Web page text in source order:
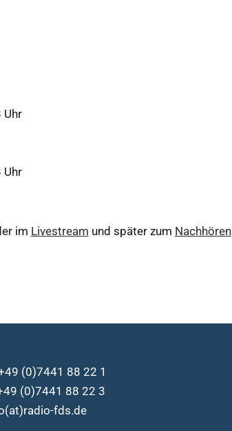
Uhr
Uhr
im Livestream und später zum Nachhören
(0)7441 88 22 1
(0)7441 88 22 3
fds.de